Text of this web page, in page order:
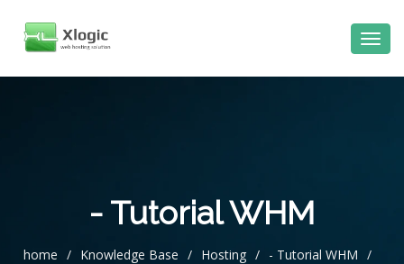
contenuto
- Tutorial WHM
home / Knowledge Base / Hosting / - Tutorial WHM /